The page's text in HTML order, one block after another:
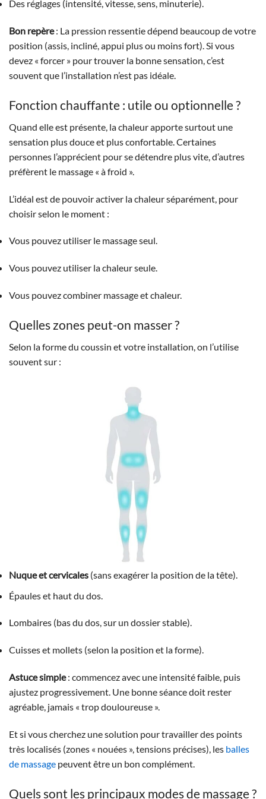
Des réglages (intensité, vitesse, sens, minuterie).
Bon repère: La pression ressentie dépend beaucoup de votre
position (assis, incliné, appui plus ou moins fort). Si vous
devez « forcer » pour trouver la bonne sensation, c’est
souvent que l’installation n’est pas idéale.
Fonction chauffante : utile ou optionnelle ?
Quand elle est présente, la chaleur apporte surtout une
sensation plus douce et plus confortable. Certaines
personnes l’apprécient pour se détendre plus vite, d’autres
préfèrent le massage « à froid ».
L’idéal est de pouvoir activer la chaleur séparément, pour
choisir selon le moment :
Vous pouvez utiliser le massage seul.
Vous pouvez utiliser la chaleur seule.
Vous pouvez combiner massage et chaleur.
Quelles zones peut-on masser ?
Selon la forme du coussin et votre installation, on l’utilise
souvent sur :
Nuque et cervicales (sans exagérer la position de la tête).
Épaules et haut du dos.
Lombaires (bas du dos, sur un dossier stable).
Cuisses et mollets (selon la position et la forme).
Astuce simple: commencez avec une intensité faible, puis
ajustez progressivement. Une bonne séance doit rester
agréable, jamais « trop douloureuse ».
Et si vous cherchez une solution pour travailler des points
très localisés (zones « nouées », tensions précises), les balles
de massage peuvent être un bon complément.
Quels sont les principaux modes de massage ?